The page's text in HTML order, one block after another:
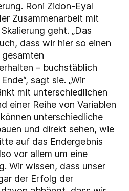
Roni Zidon-Eyal
Zusammenarbeit mit
geht. „Das
dass wir hier so einen
– buchstäblich
sagt sie. „Wir
mit unterschiedlichen
einer Reihe von Variablen
unterschiedliche
und direkt sehen, wie
auf das Endergebnis
vor allem um eine
Wir wissen, dass unser
der Erfolg der